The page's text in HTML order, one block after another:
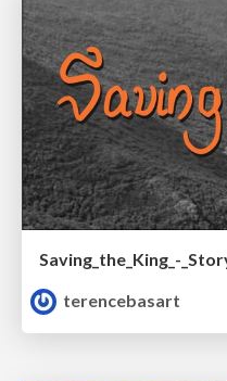
Saving_the_King_-
terencebasart